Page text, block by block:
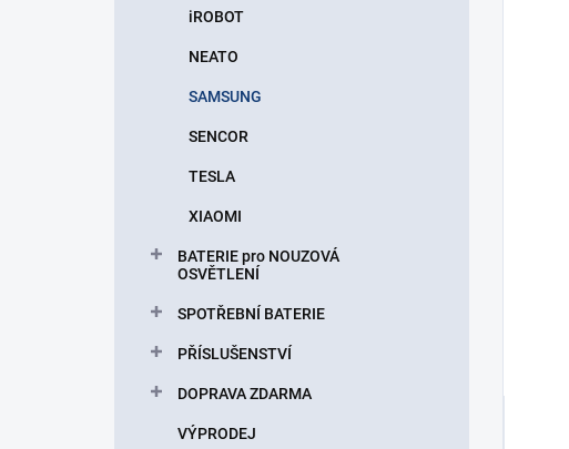
iROBOT
NEATO
SAMSUNG
SENCOR
TESLA
XIAOMI
BATERIE pro NOUZOVÁ
OSVĚTLENÍ
SPOTŘEBNÍ BATERIE
PŘÍSLUŠENSTVÍ
DOPRAVA ZDARMA
VÝPRODEJ